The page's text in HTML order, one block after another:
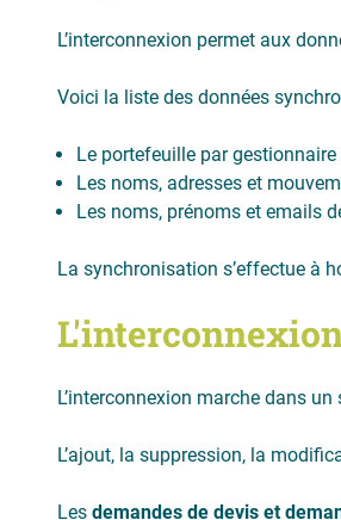
L’interconnexion permet aux
Voici la liste des données
Le portefeuille par
Les noms, adresses et
Les noms, prénoms et emails
La synchronisation s’effectue à
L’interconnexion marche dans
L’ajout, la suppression, la
Les demandes de devis et